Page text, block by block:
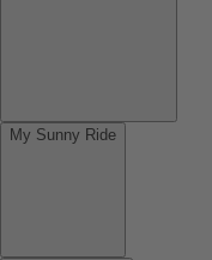
My Sunny Ride